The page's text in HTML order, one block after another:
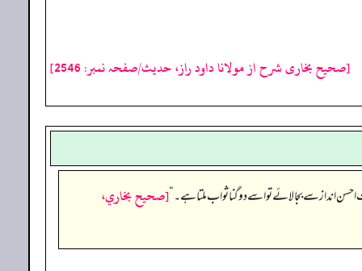
[صحیح بخاری شرح از مولانا داود راز، حدیث/صفحہ نمبر: 2546]
انداز سے بجالائے تو اسے دوگنا ثواب ملتا ہے۔“[صحيح بخاري،